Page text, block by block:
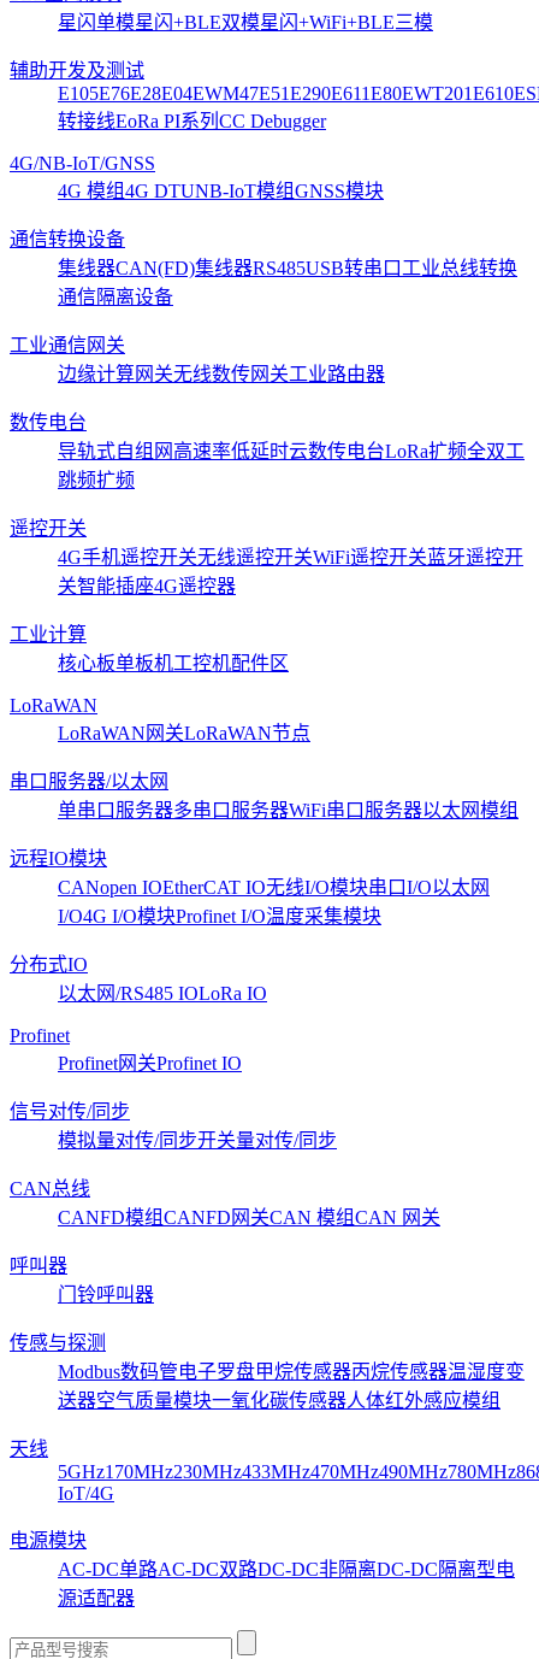
星闪单模星闪+BLE双模星闪+WiFi+BLE三模
辅助开发及测试
E105E76E28E04EWM47E51E290E611E80EWT201E610
转接线EoRa PI系列 CC Debugger
4G/NB-IoT/GNSS
4G 模组4G DTUNB-IoT模组GNSS模块
通信转换设备
集线器CAN(FD)集线器RS485USB转串口 工业总线转换
通信隔离设备
工业通信网关
边缘计算网关无线数传网关工业路由器
数传电台
导轨式自组网 高速率低延时云数传电台LoRa扩频全双工
跳频扩频
遥控开关
4G手机遥控开关无线遥控开关WiFi遥控开关蓝牙遥控开
关智能插座4G遥控器
工业计算
核心板单板机工控机配件区
LoRaWAN
LoRaWAN网关LoRaWAN节点
串口服务器/以太网
单串口服务器多串口服务器WiFi串口服务器以太网模组
远程IO模块
CANopen IOEtherCAT IO无线I/O模块串口I/O以太网
I/O4G I/O模块Profinet I/O温度采集模块
分布式IO
以太网/RS485 IOLoRa IO
Profinet
Profinet网关Profinet IO
信号对传/同步
模拟量对传/同步开关量对传/同步
CAN总线
CANFD模组CANFD网关CAN 模组CAN 网关
呼叫器
门铃呼叫器
传感与探测
Modbus数码管电子罗盘甲烷传感器丙烷传感器温湿度变
送器空气质量模块一氧化碳传感器人体红外感应模组
天线
5GHz170MHz230MHz433MHz470MHz490MHz780MHz
IoT/4G
电源模块
AC-DC单路AC-DC双路DC-DC非隔离DC-DC隔离型电
源适配器